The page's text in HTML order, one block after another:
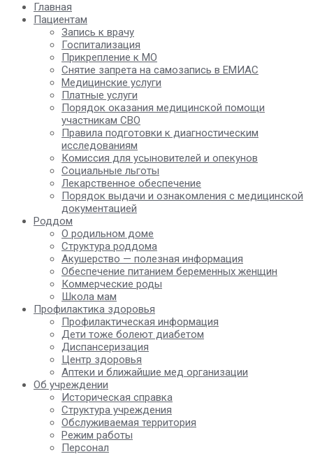
Главная
Пациентам
Запись к врачу
Госпитализация
Прикрепление к МО
Снятие запрета на самозапись в ЕМИАС
Медицинские услуги
Платные услуги
Порядок оказания медицинской помощи
участникам СВО
Правила подготовки к диагностическим
исследованиям
Комиссия для усыновителей и опекунов
Социальные льготы
Лекарственное обеспечение
Порядок выдачи и ознакомления с медицинской
документацией
Роддом
О родильном доме
Структура роддома
Акушерство — полезная информация
Обеспечение питанием беременных женщин
Коммерческие роды
Школа мам
Профилактика здоровья
Профилактическая информация
Дети тоже болеют диабетом
Диспансеризация
Центр здоровья
Аптеки и ближайшие мед организации
Об учреждении
Историческая справка
Структура учреждения
Обслуживаемая территория
Режим работы
Персонал